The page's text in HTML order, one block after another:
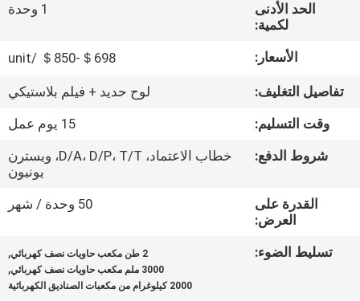
المعمل
مراقبة
الحد الأدنى
لكمية:
1 وحدة
الأسعار: ＄698-＄850 /unit
تفاصيل التغليف:
لوح حديد + فيلم بلاستيكي
وقت التسليم:
15 يوم عمل
شروط الدفع:
خطاب الاعتماد، D/A، D/P، T/T، ويسترن
يونيون
القدرة على
العرض:
50 وحدة / شهر
تسليط الضوء: 2 طن مكعب حاويات نصف كهربائي ,
3000 ملم مكعب حاويات نصف كهربائي ,
2000 كيلوغرام من مكعبات الصناديق الكهربائية